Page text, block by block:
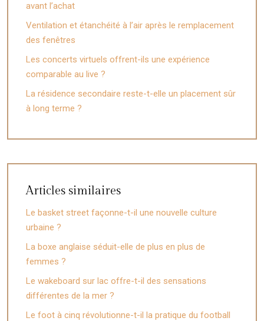
avant l’achat
Ventilation et étanchéité à l’air après le remplacement
des fenêtres
Les concerts virtuels offrent-ils une expérience
comparable au live ?
La résidence secondaire reste-t-elle un placement sûr
à long terme ?
Articles similaires
Le basket street façonne-t-il une nouvelle culture
urbaine ?
La boxe anglaise séduit-elle de plus en plus de
femmes ?
Le wakeboard sur lac offre-t-il des sensations
différentes de la mer ?
Le foot à cinq révolutionne-t-il la pratique du football